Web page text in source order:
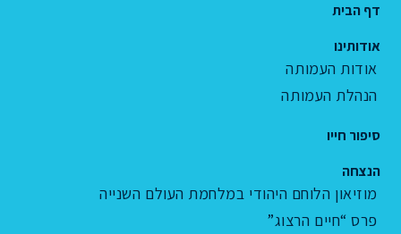
דף הבית
אודותינו
אודות העמותה
הנהלת העמותה
סיפור חייו
הנצחה
מוזיאון הלוחם היהודי במלחמת העולם השנייה
פרס “חיים הרצוג”